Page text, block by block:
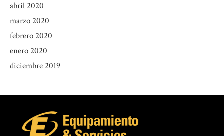
abril 2020
marzo 2020
febrero 2020
enero 2020
diciembre 2019